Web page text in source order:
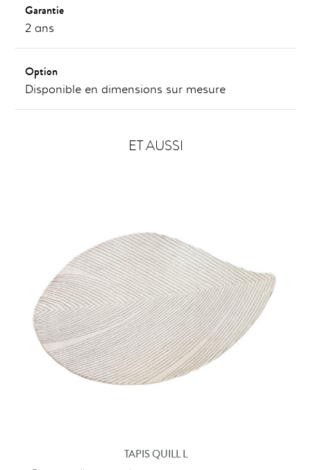
Garantie
2 ans
Option
Disponible en dimensions sur mesure
ET AUSSI
TAPIS QUILL L